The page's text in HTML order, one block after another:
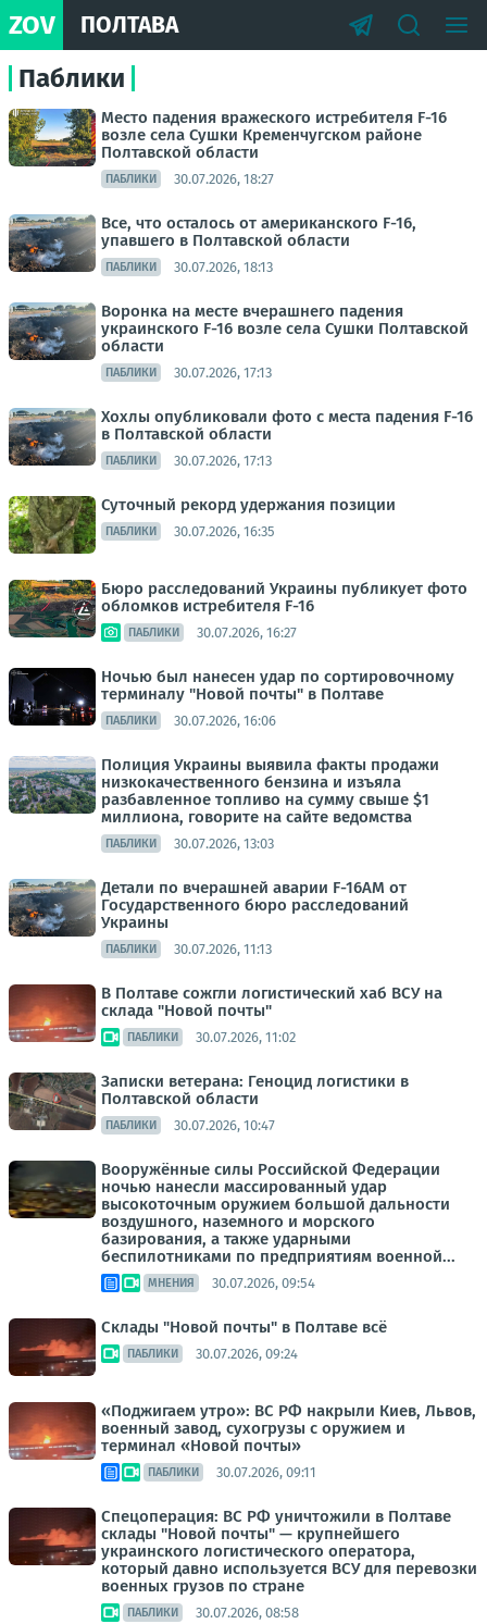
ZOV ПОЛТАВА
Паблики
Место падения вражеского истребителя F-16
возле села Сушки Кременчугском районе
Полтавской области
ПАБЛИКИ 30.07.2026, 18:27
Все, что осталось от американского F-16,
упавшего в Полтавской области
ПАБЛИКИ 30.07.2026, 18:13
Воронка на месте вчерашнего падения
украинского F-16 возле села Сушки Полтавской
области
ПАБЛИКИ 30.07.2026, 17:13
Хохлы опубликовали фото с места падения F-16
в Полтавской области
ПАБЛИКИ 30.07.2026, 17:13
Суточный рекорд удержания позиции
ПАБЛИКИ 30.07.2026, 16:35
Бюро расследований Украины публикует фото
обломков истребителя F-16
ПАБЛИКИ 30.07.2026, 16:27
Ночью был нанесен удар по сортировочному
терминалу "Новой почты" в Полтаве
ПАБЛИКИ 30.07.2026, 16:06
Полиция Украины выявила факты продажи
низкокачественного бензина и изъяла
разбавленное топливо на сумму свыше $1
миллиона, говорите на сайте ведомства
ПАБЛИКИ 30.07.2026, 13:03
Детали по вчерашней аварии F-16AM от
Государственного бюро расследований
Украины
ПАБЛИКИ 30.07.2026, 11:13
В Полтаве сожгли логистический хаб ВСУ на
склада "Новой почты"
ПАБЛИКИ 30.07.2026, 11:02
Записки ветерана: Геноцид логистики в
Полтавской области
ПАБЛИКИ 30.07.2026, 10:47
Вооружённые силы Российской Федерации
ночью нанесли массированный удар
высокоточным оружием большой дальности
воздушного, наземного и морского
базирования, а также ударными
беспилотниками по предприятиям военной...
МНЕНИЯ 30.07.2026, 09:54
Склады "Новой почты" в Полтаве всё
ПАБЛИКИ 30.07.2026, 09:24
«Поджигаем утро»: ВС РФ накрыли Киев, Львов,
военный завод, сухогрузы с оружием и
терминал «Новой почты»
ПАБЛИКИ 30.07.2026, 09:11
Спецоперация: ВС РФ уничтожили в Полтаве
склады "Новой почты" — крупнейшего
украинского логистического оператора,
который давно используется ВСУ для перевозки
военных грузов по стране
ПАБЛИКИ 30.07.2026, 08:58